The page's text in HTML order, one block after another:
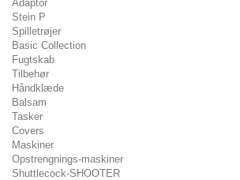
Adaptor
Stein P
Spilletrøjer
Basic Collection
Fugtskab
Tilbehør
Håndklæde
Balsam
Tasker
Covers
Maskiner
Opstrengnings-maskiner
Shuttlecock-SHOOTER